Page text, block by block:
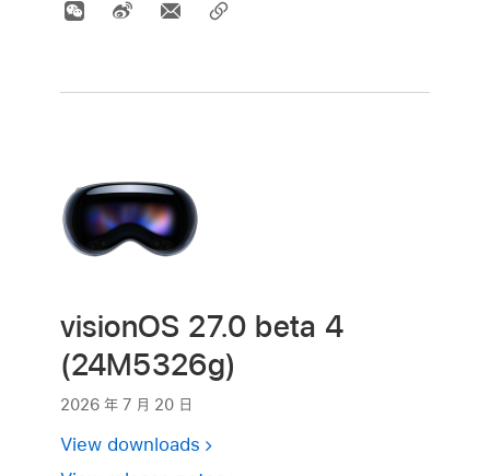
visionOS 27.0 beta 4
(24M5326g)
2026 年 7 月 20 日
View downloads